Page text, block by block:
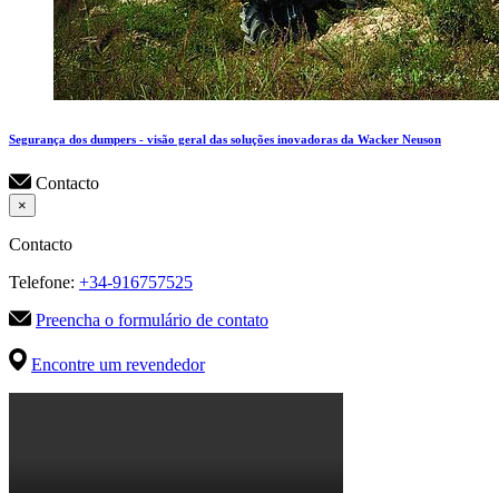
Segurança dos dumpers - visão geral das soluções inovadoras da Wacker Neuson
Contacto
×
Contacto
Telefone: +34-916757525
Preencha o formulário de contato
Encontre um revendedor